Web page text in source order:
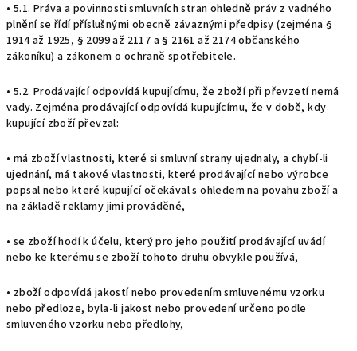
• 5.1. Práva a povinnosti smluvních stran ohledně práv z vadného
plnění se řídí příslušnými obecně závaznými předpisy (zejména §
1914 až 1925, § 2099 až 2117 a § 2161 až 2174 občanského
zákoníku) a zákonem o ochraně spotřebitele.
• 5.2. Prodávající odpovídá kupujícímu, že zboží při převzetí nemá
vady. Zejména prodávající odpovídá kupujícímu, že v době, kdy
kupující zboží převzal:
• má zboží vlastnosti, které si smluvní strany ujednaly, a chybí-li
ujednání, má takové vlastnosti, které prodávající nebo výrobce
popsal nebo které kupující očekával s ohledem na povahu zboží a
na základě reklamy jimi prováděné,
• se zboží hodí k účelu, který pro jeho použití prodávající uvádí
nebo ke kterému se zboží tohoto druhu obvykle používá,
• zboží odpovídá jakostí nebo provedením smluvenému vzorku
nebo předloze, byla-li jakost nebo provedení určeno podle
smluveného vzorku nebo předlohy,